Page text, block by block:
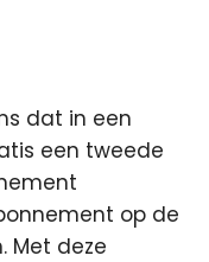
dat in een
een tweede
op de
Met deze